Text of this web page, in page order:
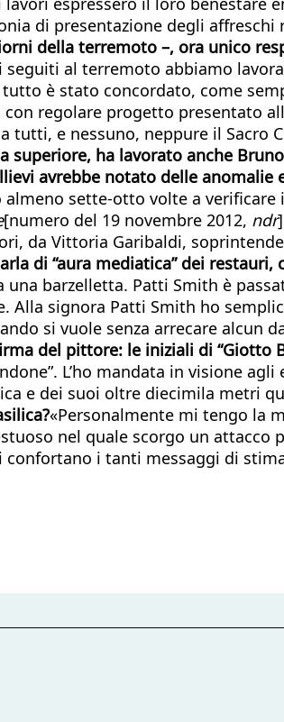
di presentazione degli affreschi
della terremoto –, ora unico
seguiti al terremoto abbiamo
è stato concordato, come
regolare progetto presentato
e nessuno, neppure il Sacro
superiore, ha lavorato anche
avrebbe notato delle anomalie
sette-otto volte a
[numero del 19 novembre 2012, ndr
da Vittoria Garibaldi,
di “aura mediatica” dei
una barzelletta. Patti Smith è
signora Patti Smith ho
si vuole senza arrecare alcun
del pittore: le iniziali di “Giotto
L’ho mandata in visione agli
e dei suoi oltre diecimila metri
«Personalmente mi tengo la
nel quale scorgo un attacco
i tanti messaggi di